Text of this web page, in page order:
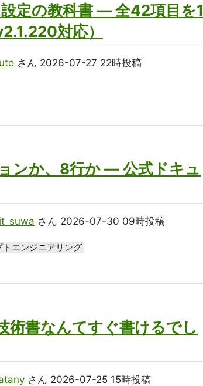
定の教科書 ― 全42項目を1
対応）
さん 2026-07-27 22時投稿
ンか、8行か — 公式ドキュ
さん 2026-07-30 09時投稿
トエンジニアリング
術書なんてすぐ書けるでし
さん 2026-07-25 15時投稿